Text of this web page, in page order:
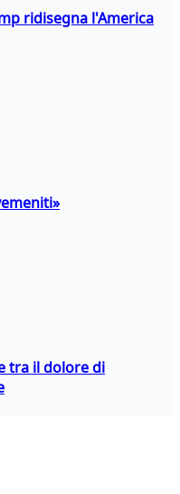
ridisegna l'America
tra il dolore di